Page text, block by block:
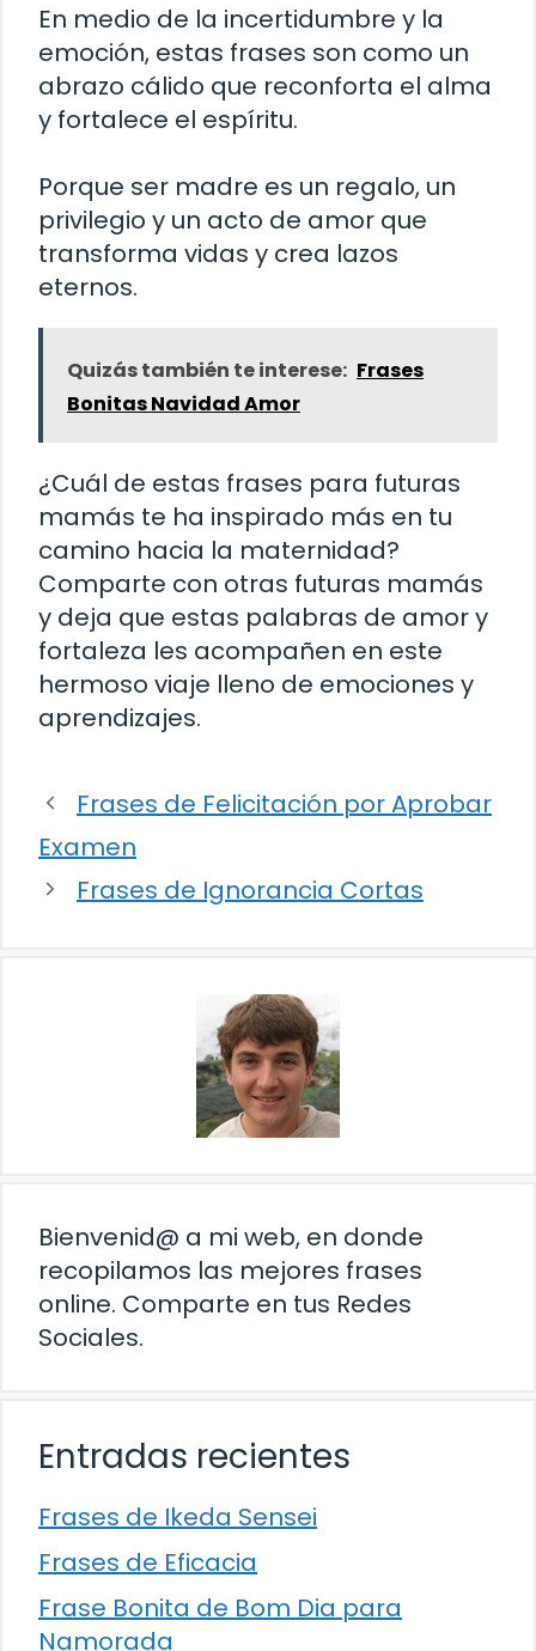
En medio de la incertidumbre y la
emoción, estas frases son como un
abrazo cálido que reconforta el alma
y fortalece el espíritu.
Porque ser madre es un regalo, un
privilegio y un acto de amor que
transforma vidas y crea lazos
eternos.
Quizás también te interese: Frases
Bonitas Navidad Amor
¿Cuál de estas frases para futuras
mamás te ha inspirado más en tu
camino hacia la maternidad?
Comparte con otras futuras mamás
y deja que estas palabras de amor y
fortaleza les acompañen en este
hermoso viaje lleno de emociones y
aprendizajes.
Frases de Felicitación por Aprobar
Examen
Frases de Ignorancia Cortas
Bienvenid@ a mi web, en donde
recopilamos las mejores frases
online. Comparte en tus Redes
Sociales.
Entradas recientes
Frases de Ikeda Sensei
Frases de Eficacia
Frase Bonita de Bom Dia para
Namorada